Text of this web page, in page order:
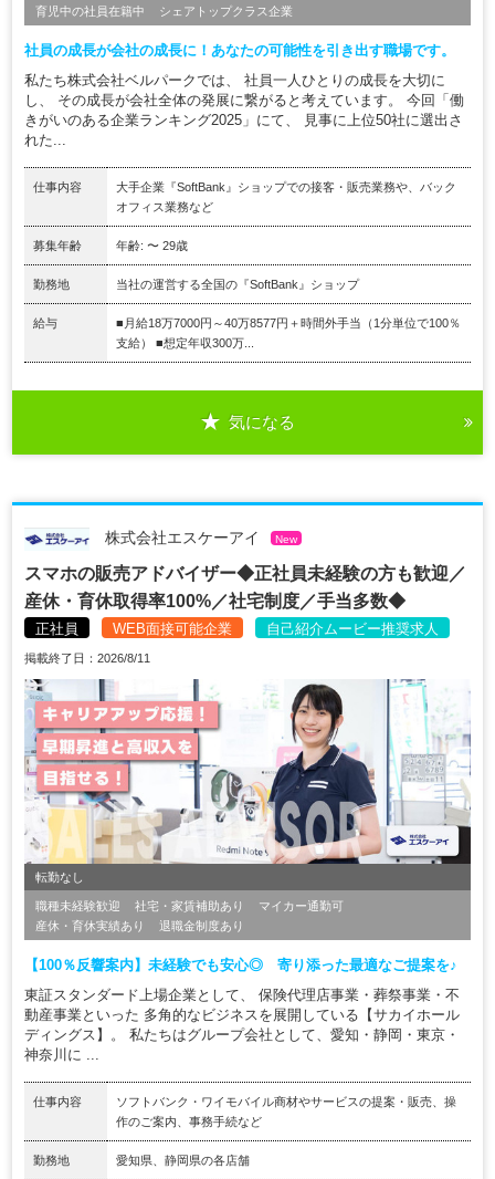
育児中の社員在籍中 シェアトップクラス企業
社員の成長が会社の成長に！あなたの可能性を引き出す職場です。
私たち株式会社ベルパークでは、 社員一人ひとりの成長を大切に
し、 その成長が会社全体の発展に繋がると考えています。 今回「働
きがいのある企業ランキング2025」にて、 見事に上位50社に選出さ
れた...
仕事内容
大手企業『SoftBank』ショップでの接客・販売業務や、バック
オフィス業務など
募集年齢 年齢: 〜 29歳
勤務地 当社の運営する全国の『SoftBank』ショップ
給与
■月給18万7000円～40万8577円＋時間外手当（1分単位で100％
支給） ■想定年収300万...
気になる
株式会社エスケーアイ New
スマホの販売アドバイザー◆正社員未経験の方も歓迎／
産休・育休取得率100%／社宅制度／手当多数◆
正社員 WEB面接可能企業 自己紹介ムービー推奨求人
掲載終了日：2026/8/11
転勤なし
職種未経験歓迎 社宅・家賃補助あり
マイカー通勤可
産休・育休実績あり
退職金制度あり
【100％反響案内】未経験でも安心◎ 寄り添った最適なご提案を♪
東証スタンダード上場企業として、 保険代理店事業・葬祭事業・不
動産事業といった 多角的なビジネスを展開している【サカイホール
ディングス】。 私たちはグループ会社として、愛知・静岡・東京・
神奈川に ...
仕事内容
ソフトバンク・ワイモバイル商材やサービスの提案・販売、操
作のご案内、事務手続など
勤務地 愛知県、静岡県の各店舗